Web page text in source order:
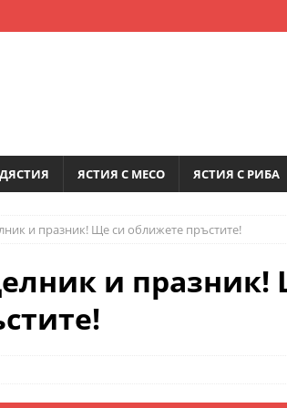
ЯСТИЯ С МЕСО ЯСТИЯ С РИБА
и празник! Ще си оближете пръстите!
и